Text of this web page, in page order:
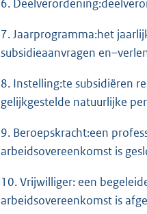
6.
7. Jaarprogramma:het
subsidieaanvragen
8. Instelling:te subsidiëren
gelijkgestelde natuurlijke
9. Beroepskracht:een
arbeidsovereenkomst is
10. Vrijwilliger: een
arbeidsovereenkomst is